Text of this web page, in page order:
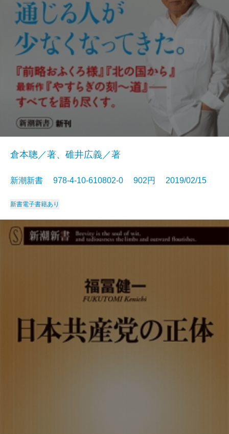
倉本聰／著、碓井広義／著
新潮新書 978-4-10-610802-0 902円 2019/02/15
新書電子書籍あり